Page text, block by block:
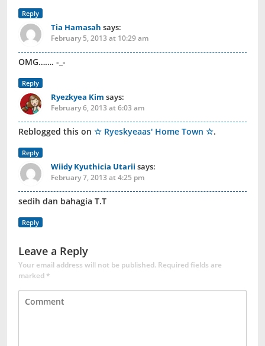
Reply
Tia Hamasah says:
February 5, 2013 at 10:29 am
OMG……. -_-
Reply
Ryezkyea Kim says:
February 6, 2013 at 6:03 am
Reblogged this on ☆ Ryeskyeaas' Home Town ☆.
Reply
Wiidy Kyuthicia Utarii says:
February 7, 2013 at 4:25 pm
sedih dan bahagia T.T
Reply
Leave a Reply
Your email address will not be published. Required fields are
marked*